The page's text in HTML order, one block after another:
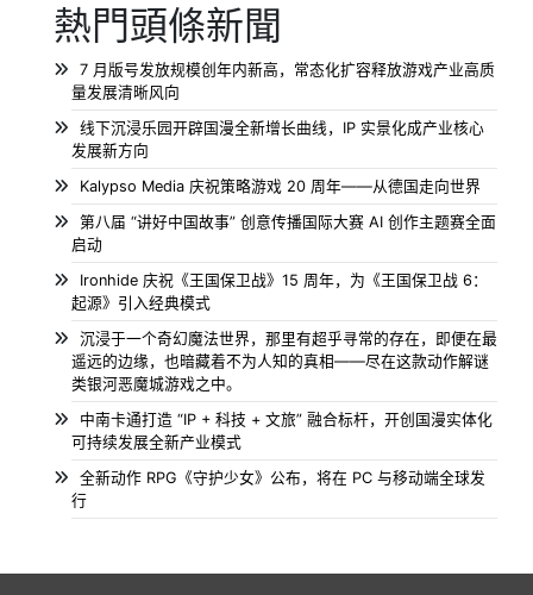
熱門頭條新聞
7 月版号发放规模创年内新高，常态化扩容释放游戏产业高质
量发展清晰风向
线下沉浸乐园开辟国漫全新增长曲线，IP 实景化成产业核心
发展新方向
Kalypso Media 庆祝策略游戏 20 周年——从德国走向世界
第八届 “讲好中国故事” 创意传播国际大赛 AI 创作主题赛全面
启动
Ironhide 庆祝《王国保卫战》15 周年，为《王国保卫战 6：
起源》引入经典模式
沉浸于一个奇幻魔法世界，那里有超乎寻常的存在，即便在最
遥远的边缘，也暗藏着不为人知的真相——尽在这款动作解谜
类银河恶魔城游戏之中。
中南卡通打造 “IP + 科技 + 文旅” 融合标杆，开创国漫实体化
可持续发展全新产业模式
全新动作 RPG《守护少女》公布，将在 PC 与移动端全球发
行